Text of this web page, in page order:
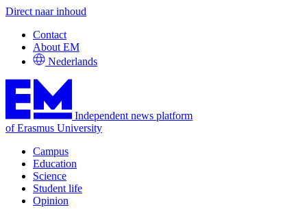
Direct naar inhoud
Contact
About EM
Nederlands
Independent news platform
of Erasmus University
Campus
Education
Science
Student life
Opinion